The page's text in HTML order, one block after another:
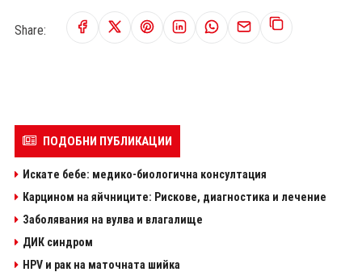
Share:
ПОДОБНИ ПУБЛИКАЦИИ
Искате бебе: медико-биологична консултация
Карцином на яйчниците: Рискове, диагностика и лечение
Заболявания на вулва и влагалище
ДИК синдром
HPV и рак на маточната шийка